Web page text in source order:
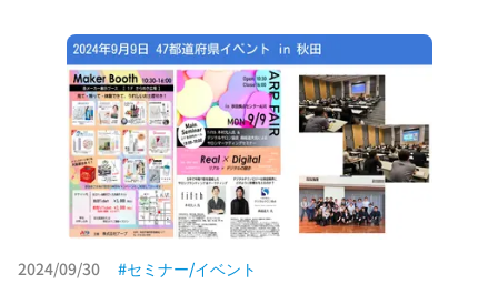
2024/09/30 セミナー/イベント